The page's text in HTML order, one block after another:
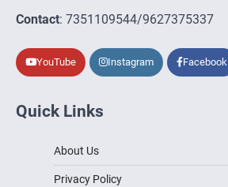
Contact: 7351109544/9627375337
YouTube Instagram Facebook
Quick Links
About Us
Privacy Policy